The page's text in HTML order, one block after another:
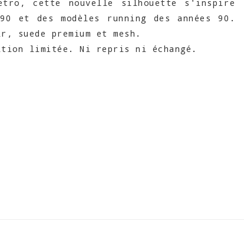
cette nouvelle silhouette s'inspire
et des modèles running des années 90.
suede premium et mesh.
limitée. Ni repris ni échangé.